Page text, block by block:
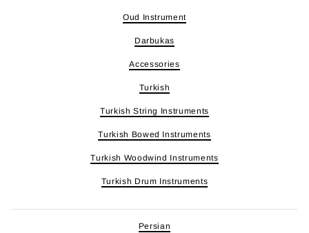
Oud Instrument
Darbukas
Accessories
Turkish
Turkish String Instruments
Turkish Bowed Instruments
Turkish Woodwind Instruments
Turkish Drum Instruments
Persian